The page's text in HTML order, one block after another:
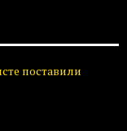
поставили